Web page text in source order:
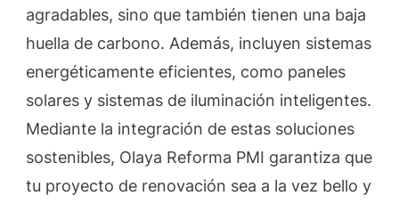
agradables, sino que también tienen una baja
huella de carbono. Además, incluyen sistemas
energéticamente eficientes, como paneles
solares y sistemas de iluminación inteligentes.
Mediante la integración de estas soluciones
sostenibles, Olaya Reforma PMI garantiza que
tu proyecto de renovación sea a la vez bello y